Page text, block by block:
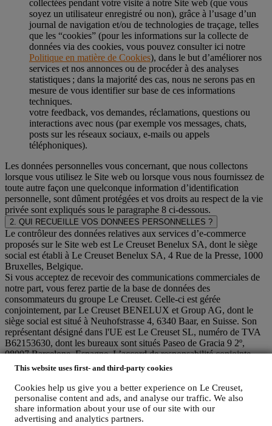
This website uses first- and third-party cookies
Cookies help us give you a better experience on Le Creuset,
personalise content and ads, and analyse our traffic. We also
share information about your use of our site with our
advertising and analytics partners.
collectées pendant votre visite à notre Site web (que vous
soyez un utilisateur enregistré ou non), grâce à l’usage d’un
journal de navigation et/ou de technologies de traçage, telles
que les “cookies” (pour les informations sur la collecte de
données via des cookies, vous pouvez consulter ici notre
Politique en matière de Cookies), dans le but d’améliorer nos
services et nos annonces ou de procéder à des analyses
statistiques ; dans la majorité des cas, nous ne serons pas en
mesure de vous identifier sur base de ces informations
techniques.
votre feedback, vos demandes, réclamations, questions ou
interactions avec nous (par exemple vos messages, chats,
posts sur les réseaux sociaux, e-mails ou appels
téléphoniques).
Les données personnelles vous concernant, que nous collectons
lorsque vous utilisez le Site web ou lorsque vous nous fournissez de
toute autre façon une quelconque information d’identification
personnelle, sont dûment protégées et vos droits au respect de la vie
privée sont expliqués sous le paragraphe 8 ci-dessous.
2. QUI RECUEILLE VOS DONNEES PERSONNELLES ?
Le contrôleur des données relatives aux services d’e-commerce
proposés sur le Site web est Le Creuset Benelux SA, dont le siège
social est établi à Le Creuset Benelux SA, 4 Rue de la Presse, 1000
Bruxelles, Belgique.
Si vous acceptez de recevoir des communications commerciales de
notre part, vous ferez partie de la base de données des
consommateurs du groupe Le Creuset. Celle-ci est gérée
conjointement, par Le Creuset BENELUX et Group AG, dont le
siège social est situé à Neuhofstrasse 4, 6340 Baar, en Suisse. Son
représentant désigné dans l'UE est Le Creuset SL, numéro de TVA
B62153630, dont les bureaux sont situés Paseo de Gracia 9 2º,
08007 Barcelone, Espagne. L’accord de responsabilité conjointe
pourvoit (a) à Le Creuset Group AG la responsabilité de la stratégie
marketing globale et de l’expérience client personnalisée ; (b) aux
filiales locales Le Creuset le bénéfice et l’implantation de cette
stratégie, ainsi que la possibilité de développer des initiatives
marketing et communication de manière indépendante ; (c) à toutes
les parties le devoir de traiter de vos demandes concernant vos droits